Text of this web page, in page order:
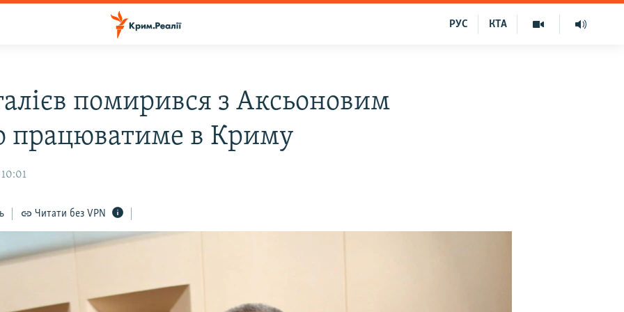
КТА
РУС
помирився з Аксьоновим
працюватиме в Криму
Читати без VPN